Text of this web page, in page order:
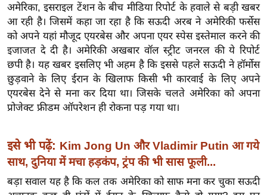
ड
फि
ल्म
स
मी
क्षा
B
e
a
k
i
अमेरिका, इसराइल टेंशन के बीच मीडिया रिपोर्ट के हवाले से बड़ी खबर
आ रही है। जिसमें कहा जा रहा है कि सऊदी अरब ने अमेरिकी फर्सेस
को अपने यहां मौजूद एयरबेस और अपना एयर स्पेस इस्तेमाल करने की
इजाजत दे दी है। अमेरिकी अखबार वॉल स्ट्रीट जनरल की ये रिपोर्ट
छपी है। यह खबर इसलिए भी अहम है कि इससे पहले सऊदी ने हॉर्मोस
छुड़वाने के लिए ईरान के खिलाफ किसी भी कारवाई के लिए अपने
एयरबेस देने से मना कर दिया था। जिसके चलते अमेरिका को अपना
प्रोजेक्ट फ्रीडम ऑपरेशन ही रोकना पड़ गया था।
इसे भी पढ़ें: Kim Jong Un और Vladimir Putin आ गये
साथ, दुनिया में मचा हड़कंप, ट्रंप की भी सास फूली...
बड़ा सवाल यह है कि कल तक अमेरिका को साफ मना कर चुका सऊदी